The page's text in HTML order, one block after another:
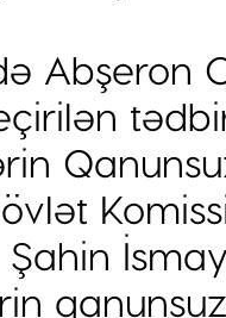
Abşeron